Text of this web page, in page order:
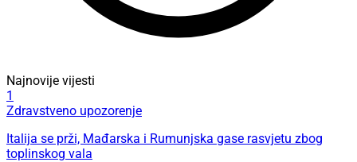
Najnovije vijesti
1
Zdravstveno upozorenje
Italija se prži, Mađarska i Rumunjska gase rasvjetu zbog
toplinskog vala